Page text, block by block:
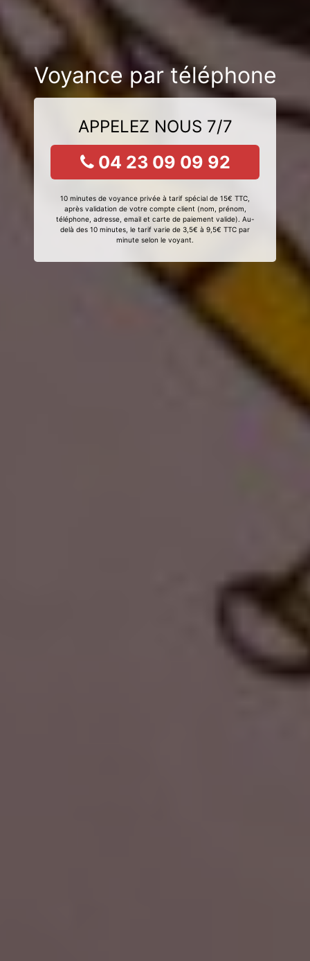
Voyance par téléphone
APPELEZ NOUS 7/7
04 23 09 09 92
10 minutes de voyance privée à tarif spécial de 15€ TTC,
après validation de votre compte client (nom, prénom,
téléphone, adresse, email et carte de paiement valide). Au-
delà des 10 minutes, le tarif varie de 3,5€ à 9,5€ TTC par
minute selon le voyant.